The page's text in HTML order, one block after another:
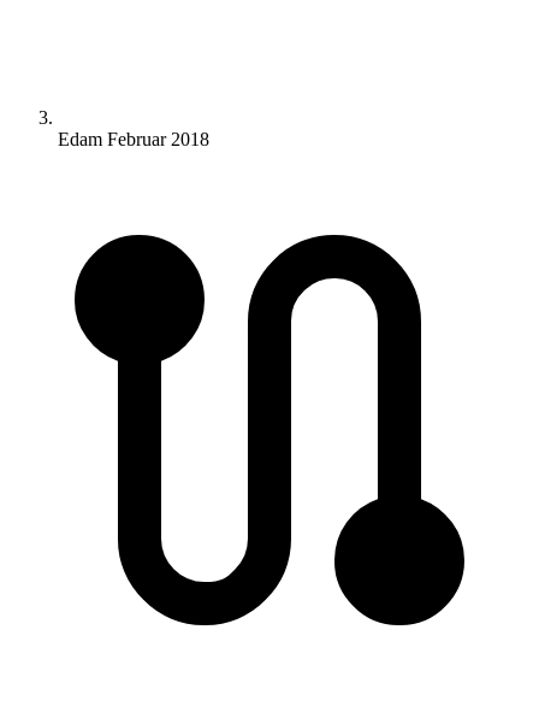
Edam Februar 2018